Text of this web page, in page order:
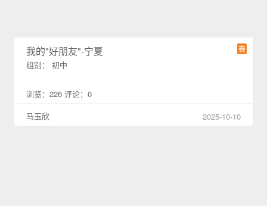
赛
我的"好朋友"-宁夏
组别： 初中
浏览：226 评论：0
马玉欣
2025-10-10